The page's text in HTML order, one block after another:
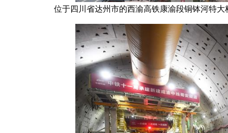
位于四川省达州市的西渝高铁康渝段铜钵河特